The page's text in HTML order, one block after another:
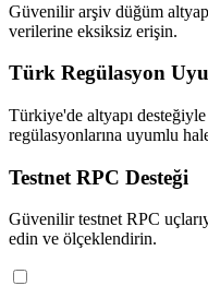
Güvenilir arşiv düğüm
verilerine eksiksiz erişin.
Türk Regülasyon
Türkiye'de altyapı
regülasyonlarına uyumlu
Testnet RPC Desteği
Güvenilir testnet RPC
edin ve ölçeklendirin.